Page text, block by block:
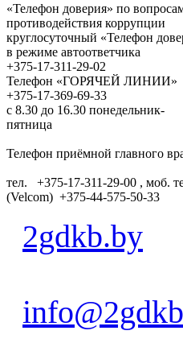
«Телефон доверия» по
противодействия коррупции
круглосуточный «Телефон
в режиме автоответчика
+375-17-311-29-02
Телефон «ГОРЯЧЕЙ ЛИНИИ»
+375-17-369-69-33
с 8.30 до 16.30 понедельник-
пятница
Телефон приёмной главного
тел. +375-17-311-29-00 , моб.
(Velcom) +375-44-575-50-33
2gdkb.by